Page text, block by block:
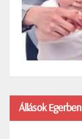
Állások Egerben